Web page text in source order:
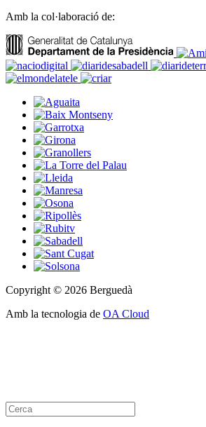
Amb la col·laboració de:
Copyright © 2026 Berguedà
Amb la tecnologia de OA Cloud